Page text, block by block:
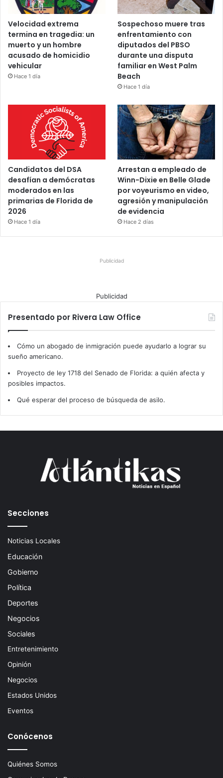
Velocidad extrema
termina en tragedia: un
muerto y un hombre
acusado de homicidio
vehicular
Hace 1 día
Sospechoso muere tras
enfrentamiento con
diputados del PBSO
durante una disputa
familiar en West Palm
Beach
Hace 1 día
Candidatos del DSA
desafían a demócratas
moderados en las
primarias de Florida de
2026
Hace 1 día
Arrestan a empleado de
Winn-Dixie en Belle Glade
por voyeurismo en video,
agresión y manipulación
de evidencia
Hace 2 días
Publicidad
Publicidad
Presentado por Rivera Law Office
Cómo un abogado de inmigración puede ayudarlo a lograr su
sueño americano.
Proyecto de ley 1718 del Senado de Florida: a quién afecta y
posibles impactos.
Qué esperar del proceso de búsqueda de asilo.
Secciones
Noticias Locales
Educación
Gobierno
Política
Deportes
Negocios
Sociales
Entretenimiento
Opinión
Negocios
Estados Unidos
Eventos
Conócenos
Quiénes Somos